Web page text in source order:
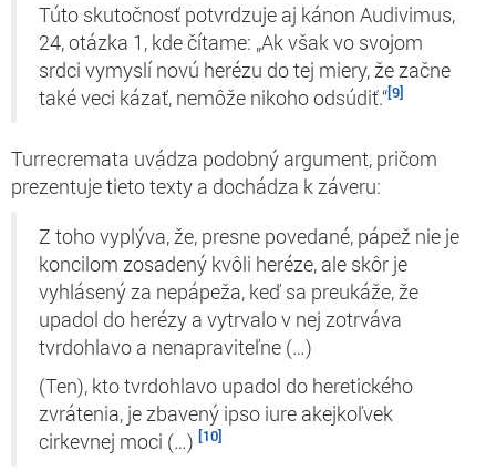
Túto skutočnosť potvrdzuje aj kánon Audivimus,
24, otázka 1, kde čítame: „Ak však vo svojom
srdci vymyslí novú herézu do tej miery, že začne
také veci kázať, nemôže nikoho odsúdiť.“[9]
Turrecremata uvádza podobný argument, pričom
prezentuje tieto texty a dochádza k záveru:
Z toho vyplýva, že, presne povedané, pápež nie je
koncilom zosadený kvôli heréze, ale skôr je
vyhlásený za nepápeža, keď sa preukáže, že
upadol do herézy a vytrvalo v nej zotrváva
tvrdohlavo a nenapraviteľne (…)
(Ten), kto tvrdohlavo upadol do heretického
zvrátenia, je zbavený ipso iure akejkoľvek
cirkevnej moci (…) [10]